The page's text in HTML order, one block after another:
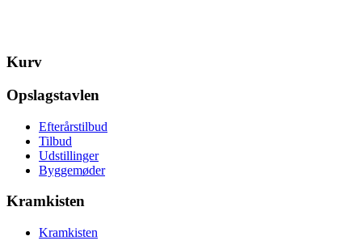
Kurv
Opslagstavlen
Efterårstilbud
Tilbud
Udstillinger
Byggemøder
Kramkisten
Kramkisten